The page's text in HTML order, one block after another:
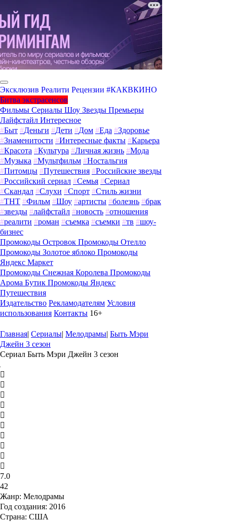
Эксклюзив Реалити Рецензии #КАКВКИНО
Битва экстрасенсов
Фильмы Сериалы Шоу Звезды Премьеры
Лайфстайл Интересное
#Быт #Деньги #Дети #Дом #Еда #Здоровье
#Знаменитости #Интересные факты #Карьера
#Красота #Культура #Личная жизнь #Мода
#Музыка #Мультфильм #Ностальгия
#Питомцы #Путешествия #Российские звезды
#Российский сериал #Семья #Сериал
#Скандал #Слухи #Спорт #Стиль жизни
#ТНТ #Фильм #Шоу #артисты #болезнь #брак
#звезды #лайфстайл #новость #отношения
#реалити #роман #съемка #съемки #тв #шоу-
бизнес
Промокоды Островок Промокоды Отелло
Промокоды Золотое яблоко Промокоды
Яндекс Маркет
Промокоды Снежная Королева Промокоды
Арома Бутик Промокоды Яндекс
Путешествия
Издательство Рекламодателям Условия
использования Контакты 16+
Главная| Сериалы| Мелодрамы| Быть Мэри
Джейн 3 сезон
Сериал Быть Мэри Джейн 3 сезон
7.0
42
Жанр: Мелодрамы
Год создания: 2016
Страна: США